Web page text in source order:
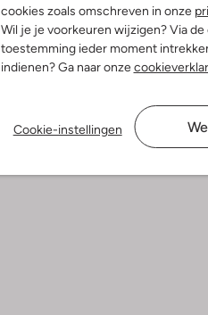
cookies zoals omschreven in onze
Wil je je voorkeuren wijzigen? Via
toestemming ieder moment
indienen? Ga naar onze
Cookie-instellingen
Ontdek de look
3/5